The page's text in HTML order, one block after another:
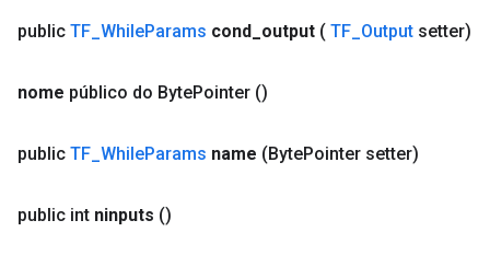
public TF WhileParams cond output ( TF Output setter)
nome público do BytePointer ()
public TF WhileParams name (BytePointer setter)
public int ninputs ()